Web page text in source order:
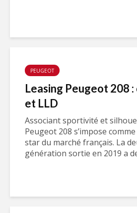
PEUGEOT
Leasing Peugeot 208
et LLD
Associant sportivité et
Peugeot 208 s’impose
star du marché français. La
génération sortie en 2019 a